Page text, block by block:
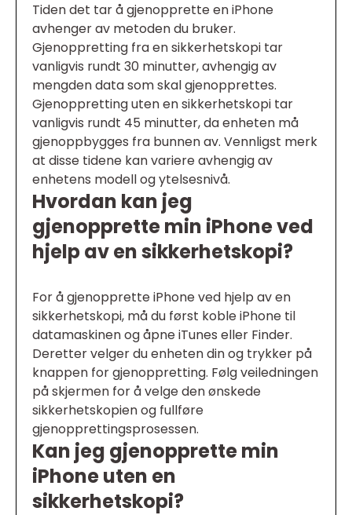
Tiden det tar å gjenopprette en iPhone
avhenger av metoden du bruker.
Gjenoppretting fra en sikkerhetskopi tar
vanligvis rundt 30 minutter, avhengig av
mengden data som skal gjenopprettes.
Gjenoppretting uten en sikkerhetskopi tar
vanligvis rundt 45 minutter, da enheten må
gjenoppbygges fra bunnen av. Vennligst merk
at disse tidene kan variere avhengig av
enhetens modell og ytelsesnivå.
Hvordan kan jeg
gjenopprette min iPhone ved
hjelp av en sikkerhetskopi?
For å gjenopprette iPhone ved hjelp av en
sikkerhetskopi, må du først koble iPhone til
datamaskinen og åpne iTunes eller Finder.
Deretter velger du enheten din og trykker på
knappen for gjenoppretting. Følg veiledningen
på skjermen for å velge den ønskede
sikkerhetskopien og fullføre
gjenopprettingsprosessen.
Kan jeg gjenopprette min
iPhone uten en
sikkerhetskopi?